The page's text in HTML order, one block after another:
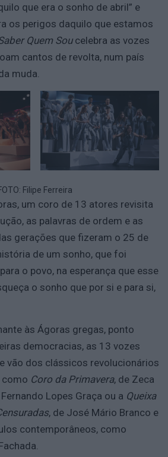
que era o sonho de abril” e
os perigos daquilo que estamos
Quem Soucelebra as vozes
cantos de revolta, num país
muda.
Filipe Ferreira
um coro de 13 atores revisita
as palavras de ordem e as
gerações que fizeram o 25 de
de um sonho, que foi
o povo, na esperança que esse
o sonho que por si e para si,
às Ágoras gregas, ponto
democracias, as 13 vozes
vão dos clássicos revolucionários
como Coro da Primavera, de Zeca
Lopes Graça ou a Queixa
, de José Mário Branco e
contemporâneos, como